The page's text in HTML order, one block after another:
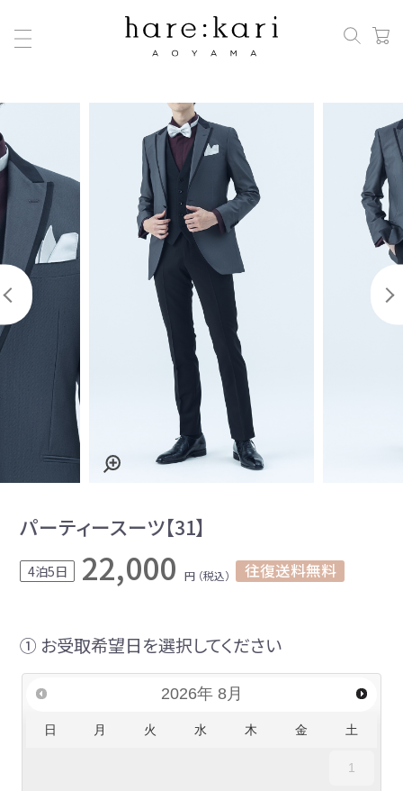
パーティースーツ【31】
4泊5日 22,000 円 （税込） 往復送料無料
① お受取希望日を選択してください
2026年 8月
日 月 火 水 木 金 土
1